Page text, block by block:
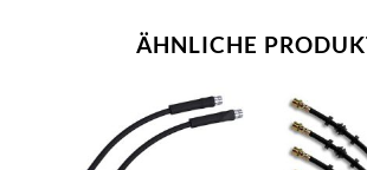
ÄHNLICHE